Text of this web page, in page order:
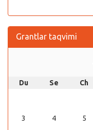
Grantlar taqvimi
Du Se Ch
3 4 5